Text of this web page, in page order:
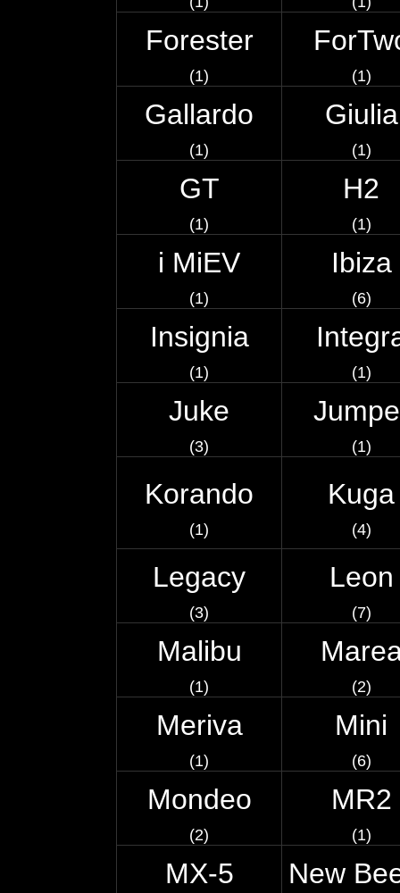
Forester
(1) (1)
Gallardo
(1)
Giulia
(1)
GT
(1)
H2
(1)
i MiEV
(1)
Ibiza
(6)
Insignia
(1) (1)
Juke
(3) (1)
Korando
(1)
Kuga
(4)
Legacy
(3)
Leon
(7)
Malibu
(1) (2)
Meriva
(1)
Mini
(6)
Mondeo
(2)
MR2
(1)
MX-5 New